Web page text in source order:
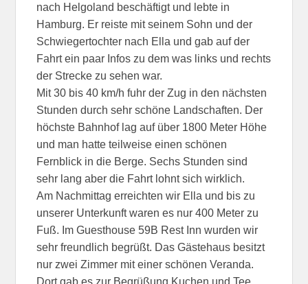
nach Helgoland beschäftigt und lebte in
Hamburg. Er reiste mit seinem Sohn und der
Schwiegertochter nach Ella und gab auf der
Fahrt ein paar Infos zu dem was links und rechts
der Strecke zu sehen war.
Mit 30 bis 40 km/h fuhr der Zug in den nächsten
Stunden durch sehr schöne Landschaften. Der
höchste Bahnhof lag auf über 1800 Meter Höhe
und man hatte teilweise einen schönen
Fernblick in die Berge. Sechs Stunden sind
sehr lang aber die Fahrt lohnt sich wirklich.
Am Nachmittag erreichten wir Ella und bis zu
unserer Unterkunft waren es nur 400 Meter zu
Fuß. Im Guesthouse 59B Rest Inn wurden wir
sehr freundlich begrüßt. Das Gästehaus besitzt
nur zwei Zimmer mit einer schönen Veranda.
Dort gab es zur Begrüßung Kuchen und Tee